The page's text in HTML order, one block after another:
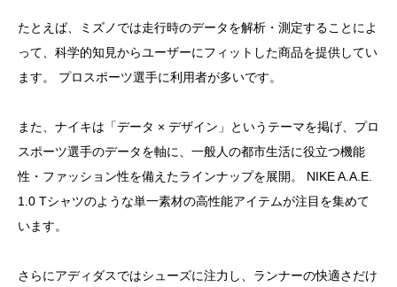
たとえば、ミズノでは走行時のデータを解析・測定することによ
って、科学的知見からユーザーにフィットした商品を提供してい
ます。 プロスポーツ選手に利用者が多いです。
また、ナイキは「データ × デザイン」というテーマを掲げ、プロ
スポーツ選手のデータを軸に、一般人の都市生活に役立つ機能
性・ファッション性を備えたラインナップを展開。 NIKE A.A.E.
1.0 Tシャツのような単一素材の高性能アイテムが注目を集めて
います。
さらにアディダスではシューズに注力し、ランナーの快適さだけ